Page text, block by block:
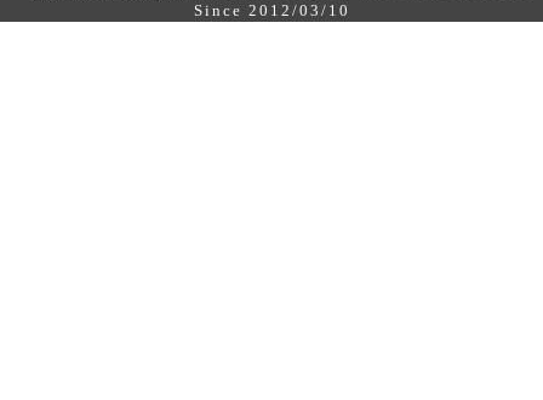
Since 2012/03/10